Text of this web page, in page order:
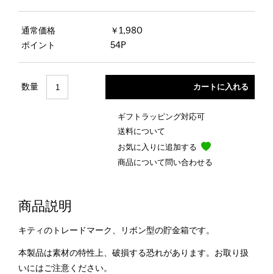
通常価格
￥1,980
ポイント
54P
数量
ギフトラッピング対応可
送料について
お気に入りに追加する
商品について問い合わせる
商品説明
キティのトレードマーク、リボン型の貯金箱です。
本製品は素材の特性上、破損する恐れがあります。お取り扱
いにはご注意ください。